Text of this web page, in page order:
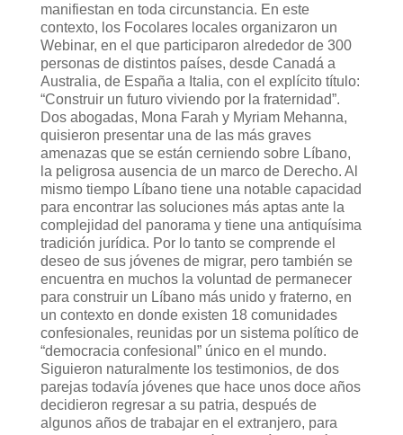
manifiestan en toda circunstancia. En este
contexto, los Focolares locales organizaron un
Webinar, en el que participaron alrededor de 300
personas de distintos países, desde Canadá a
Australia, de España a Italia, con el explícito título:
“Construir un futuro viviendo por la fraternidad”.
Dos abogadas, Mona Farah y Myriam Mehanna,
quisieron presentar una de las más graves
amenazas que se están cerniendo sobre Líbano,
la peligrosa ausencia de un marco de Derecho. Al
mismo tiempo Líbano tiene una notable capacidad
para encontrar las soluciones más aptas ante la
complejidad del panorama y tiene una antiquísima
tradición jurídica. Por lo tanto se comprende el
deseo de sus jóvenes de migrar, pero también se
encuentra en muchos la voluntad de permanecer
para construir un Líbano más unido y fraterno, en
un contexto en donde existen 18 comunidades
confesionales, reunidas por un sistema político de
“democracia confesional” único en el mundo.
Siguieron naturalmente los testimonios, de dos
parejas todavía jóvenes que hace unos doce años
decidieron regresar a su patria, después de
algunos años de trabajar en el extranjero, para